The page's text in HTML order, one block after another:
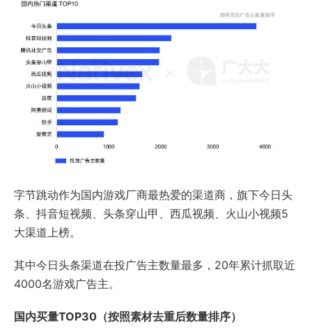
字节跳动作为国内游戏厂商最热爱的渠道商，旗下今日头
条、抖音短视频、头条穿山甲、西瓜视频、火山小视频5
大渠道上榜。
其中今日头条渠道在投广告主数量最多，20年累计抓取近
4000名游戏广告主。
国内买量TOP30（按照素材去重后数量排序）